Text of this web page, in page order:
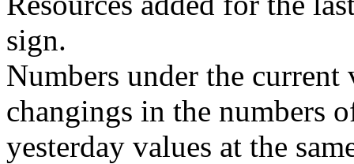
sign.
Numbers under the
changings in the numbers
yesterday values at the